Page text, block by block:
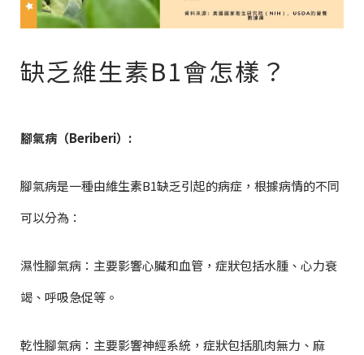
缺乏維生素B1會怎樣？
腳氣病（Beriberi）:
腳氣病是一種由維生素B1缺乏引起的病症，根據病情的不同
可以分為：
濕性腳氣病：主要影響心臟和血管，症狀包括水腫、心力衰
竭、呼吸急促等。
乾性腳氣病：主要影響神經系統，症狀包括肌肉無力、麻